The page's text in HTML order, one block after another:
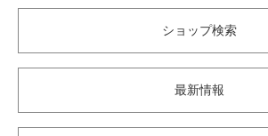
ショップ検索
最新情報